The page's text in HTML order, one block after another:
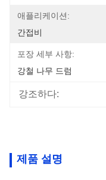
애플리케이션:
간접비
포장 세부 사항:
강철 나무 드럼
강조하다:
제품 설명